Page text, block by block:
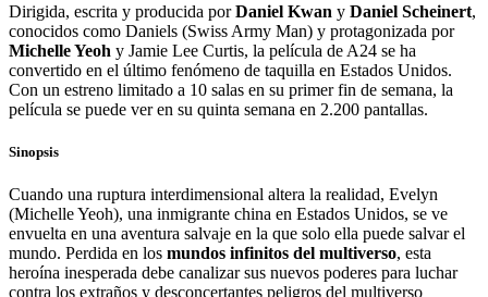
Dirigida, escrita y producida porDaniel Kwan y Daniel Scheinert,
conocidos como Daniels (Swiss Army Man) y protagonizada por
Michelle Yeoh y Jamie Lee Curtis, la película de A24 se ha
convertido en el último fenómeno de taquilla en Estados Unidos.
Con un estreno limitado a 10 salas en su primer fin de semana, la
película se puede ver en su quinta semana en 2.200 pantallas.
Sinopsis
Cuando una ruptura interdimensional altera la realidad, Evelyn
(Michelle Yeoh), una inmigrante china en Estados Unidos, se ve
envuelta en una aventura salvaje en la que solo ella puede salvar el
mundo. Perdida en los mundos infinitos del multiverso, esta
heroína inesperada debe canalizar sus nuevos poderes para luchar
contra los extraños y desconcertantes peligros del multiverso